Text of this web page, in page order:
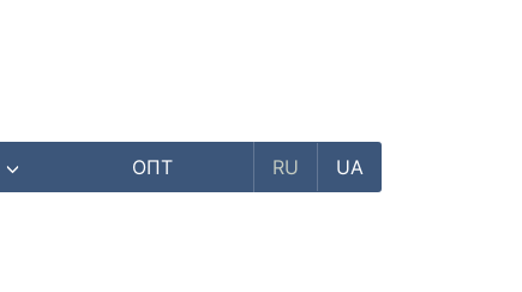
ОПТ RU UA